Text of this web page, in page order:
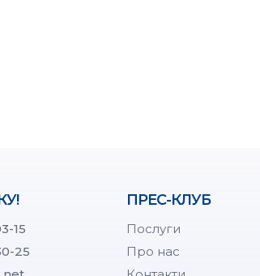
15
25
ПРЕС-КЛУБ
Послуги
Про нас